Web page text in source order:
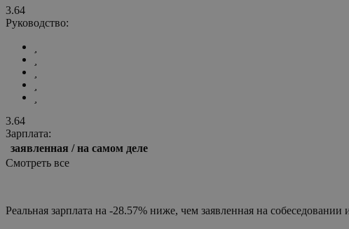
3.64
Руководство:
3.64
Зарплата:
заявленная / на самом деле
Смотреть все